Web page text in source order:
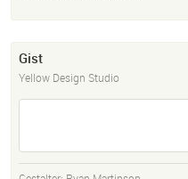
Gist
Yellow Design Studio